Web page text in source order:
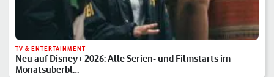
TV & ENTERTAINMENT
Neu auf Disney+ 2026: Alle Serien- und Filmstarts im
Monatsüberbl…